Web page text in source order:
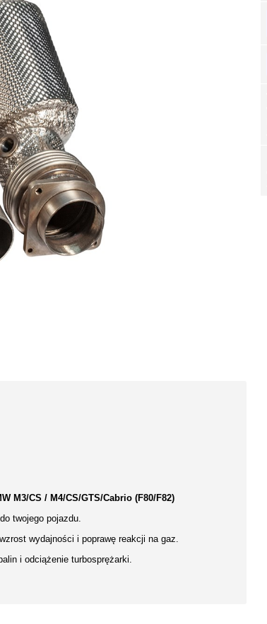
M3/CS / M4/CS/GTS/Cabrio (F80/F82)
twojego pojazdu.
wydajności i poprawę reakcji na gaz.
i odciążenie turbosprężarki.